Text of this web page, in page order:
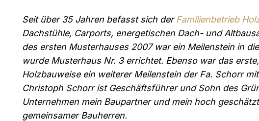
Seit über 35 Jahren befasst sich der Familienbetrieb
Dachstühle, Carports, energetischen Dach- und
des ersten Musterhauses 2007 war ein Meilenstein in
wurde Musterhaus Nr. 3 errichtet. Ebenso war das
Holzbauweise ein weiterer Meilenstein der Fa. Schorr
Christoph Schorr ist Geschäftsführer und Sohn des
Unternehmen mein Baupartner und mein hoch
gemeinsamer Bauherren.